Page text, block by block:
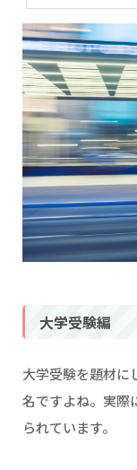
大学受験編
大学受験を題材に
名ですよね。実際
られています。